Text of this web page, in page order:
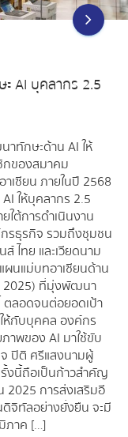
ะ AI บุคลากร 2.5
าทักษะด้าน AI ให้
กของสมาคม
าเซียน ภายในปี 2568
ให้บุคลากร 2.5
ใต้การดำเนินงาน
รธุรกิจ รวมถึงชุมชน
ไทย และเวียดนาม
นแม่บทอาเซียนด้าน
2025) ที่มุ่งพัฒนา
ลอดจนต่อยอดเป้า
ห้กับบุคคล องค์กร
าพของ AI มาใช้ขับ
ปิติ ศรีแสงนาม ผู้
งนี้ถือเป็นก้าวสำคัญ
การส่งเสริมอี
จิทัลอย่างยั่งยืน จะมี
ภาค […]